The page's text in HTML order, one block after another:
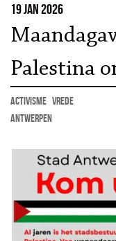
19 jan 2026
Palestina
activisme vrede
Antwerpen